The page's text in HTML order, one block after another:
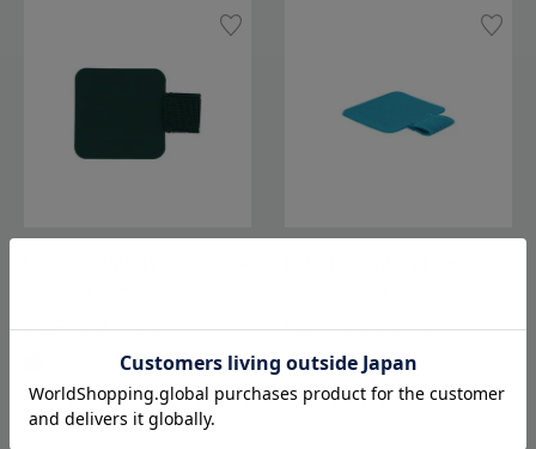
935 Out of stock 935 Out of stock